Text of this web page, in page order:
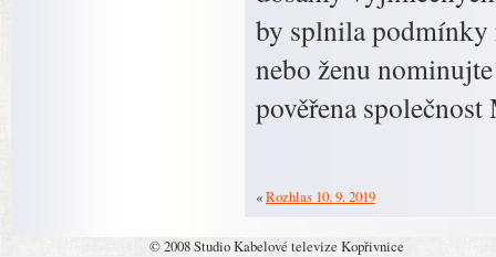
by splnila podmínky
nebo ženu
pověřena společnost
«Rozhlas 10. 9. 2019
© 2008 Studio Kabelové televize Kopřivnice